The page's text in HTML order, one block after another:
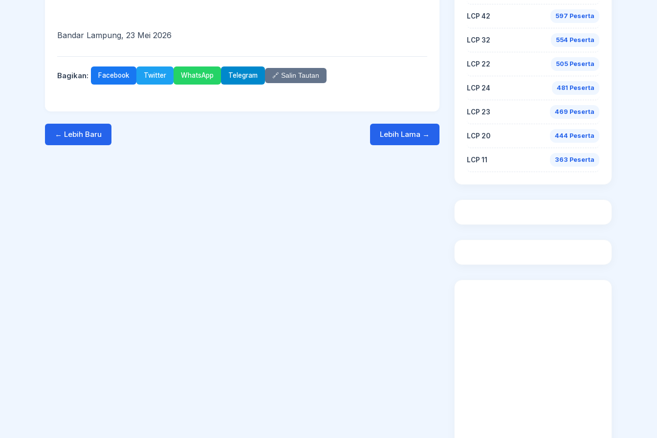
Bandar Lampung, 23 Mei 2026
Bagikan: Facebook Twitter WhatsApp Telegram 🔗 Salin Tautan
← Lebih Baru Lebih Lama →
LCP 42 597 Peserta
LCP 32 554 Peserta
LCP 22 505 Peserta
LCP 24 481 Peserta
LCP 23 469 Peserta
LCP 20 444 Peserta
LCP 11 363 Peserta